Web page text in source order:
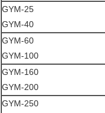
GYM-25
GYM-40
GYM-60
GYM-100
GYM-160
GYM-200
GYM-250